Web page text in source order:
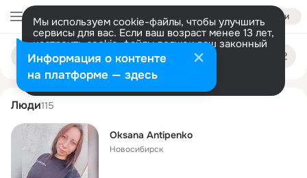
Войти
Мы используем cookie-файлы, чтобы улучшить
сервисы для вас. Если ваш возраст менее 13 лет,
настроить cookie-файлы должен ваш законный
представитель. Больше информации
Разрешить все Настроить
Поиск
людям
oksana antipenko
Люди115
Oksana Antipenko
Новосибирск
Информация о контенте
на платформе — здесь